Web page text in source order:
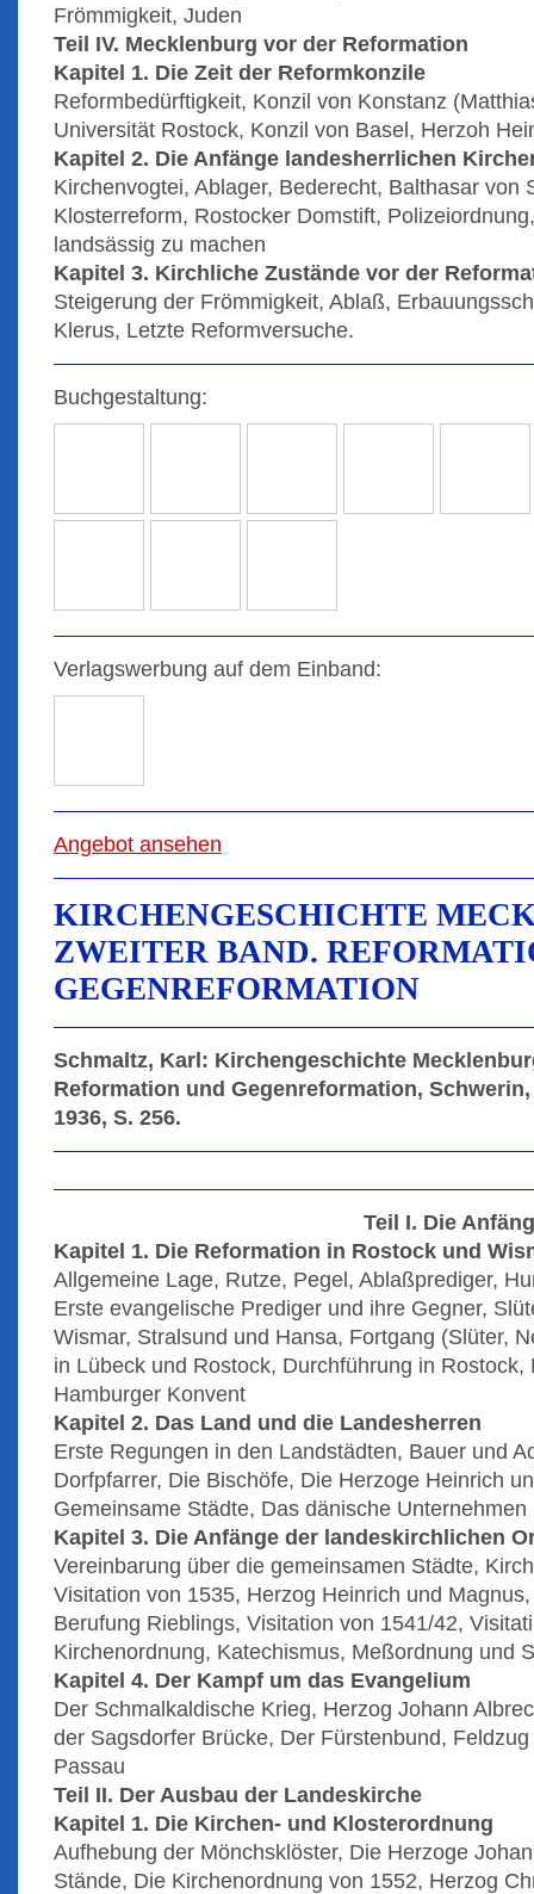
Frömmigkeit, Juden
Teil IV. Mecklenburg vor der Reformation
Kapitel 1. Die Zeit der Reformkonzile
Reformbedürftigkeit, Konzil von Konstanz
Universität Rostock, Konzil von Basel, Herzoh
Kapitel 2. Die Anfänge landesherrlichen
Kirchenvogtei, Ablager, Bederecht, Balthasar von
Klosterreform, Rostocker Domstift,
landsässig zu machen
Kapitel 3. Kirchliche Zustände vor der
Steigerung der Frömmigkeit, Ablaß,
Klerus, Letzte Reformversuche.
Buchgestaltung:
Verlagswerbung auf dem Einband:
Angebot ansehen
KIRCHENGESCHICHTE
ZWEITER BAND.
GEGENREFORMATION
Schmaltz, Karl: Kirchengeschichte
Reformation und Gegenreformation,
1936, S. 256.
Teil I. Die
Kapitel 1. Die Reformation in Rostock und
Allgemeine Lage, Rutze, Pegel, Ablaßprediger,
Erste evangelische Prediger und ihre Gegner,
Wismar, Stralsund und Hansa, Fortgang (Slüter,
in Lübeck und Rostock, Durchführung in
Hamburger Konvent
Kapitel 2. Das Land und die Landesherren
Erste Regungen in den Landstädten, Bauer und
Dorfpfarrer, Die Bischöfe, Die Herzoge Heinrich
Gemeinsame Städte, Das dänische Unternehmen
Kapitel 3. Die Anfänge der landeskirchlichen
Vereinbarung über die gemeinsamen Städte,
Visitation von 1535, Herzog Heinrich und
Berufung Rieblings, Visitation von 1541/42,
Kirchenordnung, Katechismus, Meßordnung und
Kapitel 4. Der Kampf um das Evangelium
Der Schmalkaldische Krieg, Herzog Johann
der Sagsdorfer Brücke, Der Fürstenbund,
Passau
Teil II. Der Ausbau der Landeskirche
Kapitel 1. Die Kirchen- und Klosterordnung
Aufhebung der Mönchsklöster, Die Herzoge
Stände, Die Kirchenordnung von 1552, Herzog